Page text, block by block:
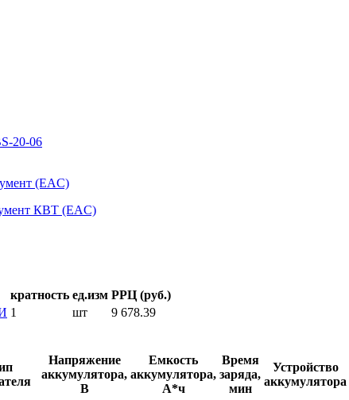
20-06
(EAC)
КВТ (EAC)
кратность ед.изм РРЦ (руб.)
1 шт
9 678.39
Напряжение
аккумулятора,
В
Емкость
аккумулятора,
А*ч
Время
заряда,
мин
Устройство
аккумулятора